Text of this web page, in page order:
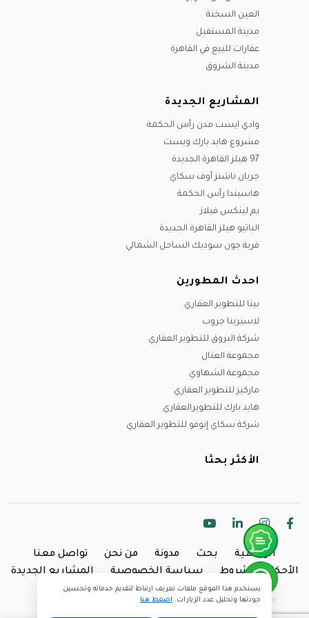
العين السخنة
مدينة المستقبل
عقارات للبيع في القاهرة
مدينة الشروق
المشاريع الجديدة
وادي ايست مدن رأس الحكمة
مشروع هايد بارك ويست
97 هيلز القاهرة الجديدة
جريان ناشنز أوف سكاي
هاسيندا رأس الحكمة
يم لينكس فيلاز
الباتيو هيلز القاهرة الجديدة
قرية جون سوديك الساحل الشمالي
احدث المطورين
بيتا للتطوير العقاري
لاسيرينا جروب
شركة البروق للتطوير العقاري
مجموعة العتال
مجموعة الشهاوي
ماركيز للتطوير العقاري
هايد بارك للتطويرالعقاري
شركة سكاي إنوفو للتطوير العقاري
الأكثر بحثا
الرئيسية بحث مدونة من نحن
تواصل معنا
الأحكام والشروط
سياسة الخصوصية المشاريع الجديدة
Copyright @2024 Inland.
يستخدم هذا الموقع ملفات تعريف ارتباط لتقديم خدماته وتحسين
جودتها وتحليل عدد الزيارات. اضغط هنا